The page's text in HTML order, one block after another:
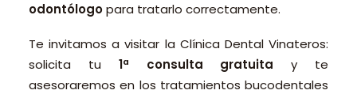
odontólogopara tratarlo correctamente.
Te invitamos a visitar la Clínica Dental Vinateros:
solicita tu 1ª consulta gratuita y te
asesoraremos en los tratamientos bucodentales